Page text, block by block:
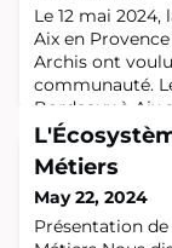
Le 12 mai
Aix en
Archis ont
communauté.
Bordeaux à Aix
PGs d’être
soleil matinal,
tabagns et P3 ;
Métiers
May 22, 2024
Présentation